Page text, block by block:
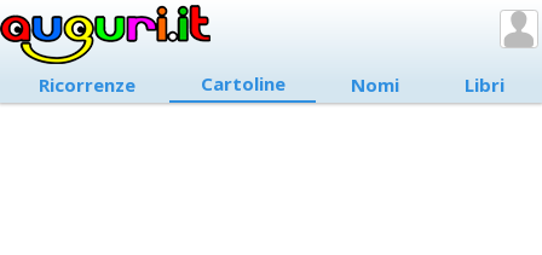
Ricorrenze Cartoline Nomi Libri